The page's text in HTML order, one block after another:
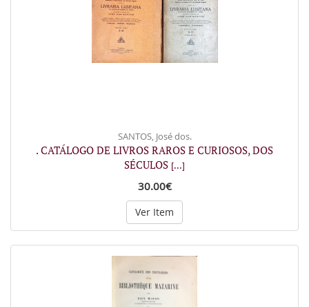
SANTOS, José dos.
. CATÁLOGO DE LIVROS RAROS E CURIOSOS, DOS
SÉCULOS [...]
30.00€
Ver Item